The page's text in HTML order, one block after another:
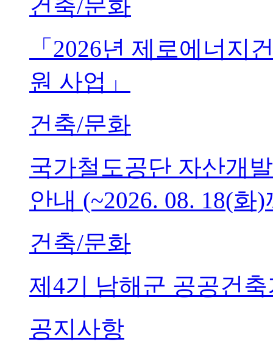
건축/문화
「2026년 제로에너지
원 사업」
건축/문화
국가철도공단 자산개
안내 (~2026. 08. 18(화
건축/문화
제4기 남해군 공공건
공지사항